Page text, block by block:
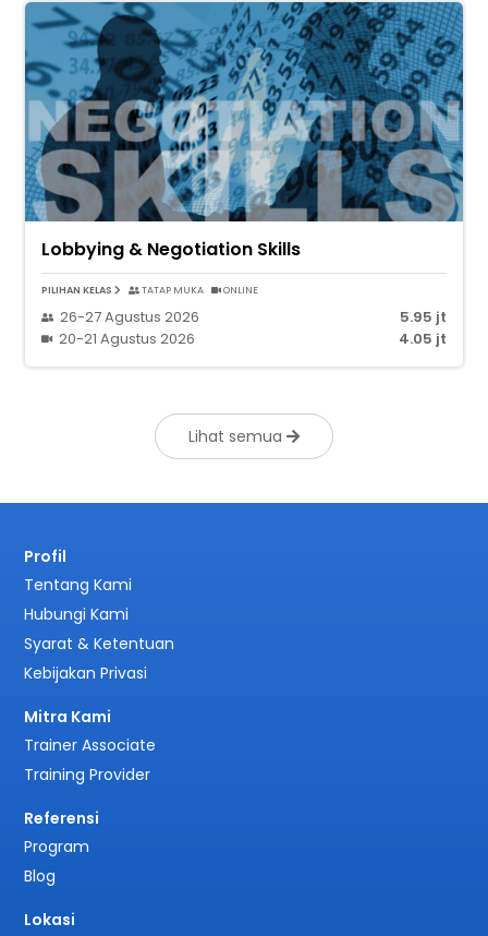
Lobbying & Negotiation Skills
PILIHAN KELAS TATAP MUKA ONLINE
26-27 Agustus 2026
5.95 jt
20-21 Agustus 2026
4.05 jt
Lihat semua
Profil
Tentang Kami
Hubungi Kami
Syarat & Ketentuan
Kebijakan Privasi
Mitra Kami
Trainer Associate
Training Provider
Referensi
Program
Blog
Lokasi